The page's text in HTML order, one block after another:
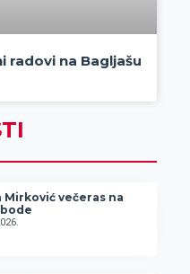
radovi na Bagljašu
Mirković večeras na